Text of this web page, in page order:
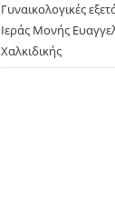
Γυναικολογικές
Ιεράς Μονής
Χαλκιδικής